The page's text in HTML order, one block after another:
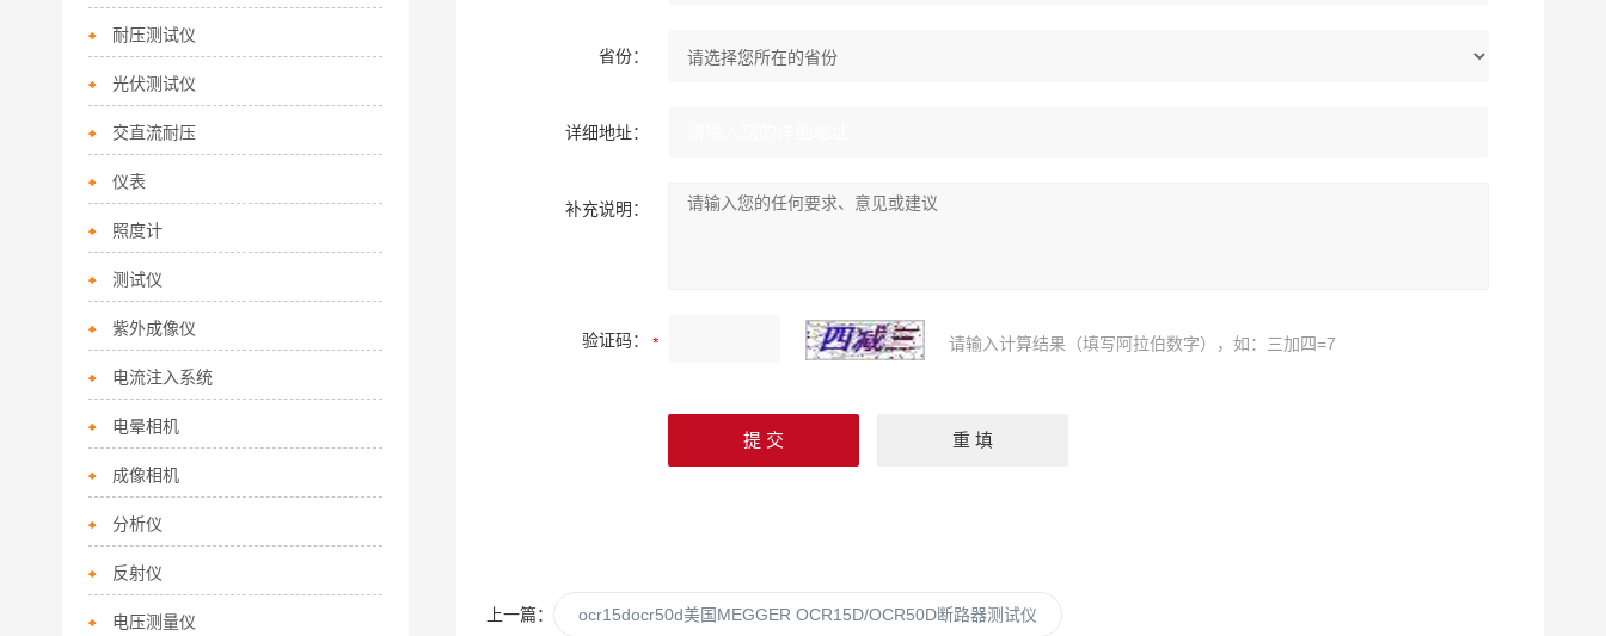
省份：
详细地址：
补充说明：
验证码： 请输入计算结果（填写阿拉伯数字），如：三加四=7
上一篇： ocr15docr50d美国MEGGER OCR15D/OCR50D断路器测试仪
耐压测试仪
光伏测试仪
交直流耐压
仪表
照度计
测试仪
紫外成像仪
电流注入系统
电晕相机
成像相机
分析仪
反射仪
电压测量仪